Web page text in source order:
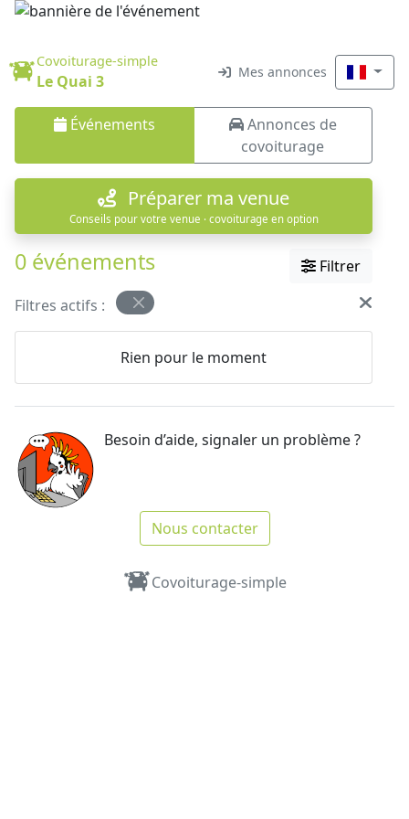
Covoiturage-simple
Le Quai 3 Mes annonces
Événements
Annonces de
covoiturage
Préparer ma venue
Conseils pour votre venue · covoiturage en option
0 événements
Filtrer
Filtres actifs :
Rien pour le moment
Besoin d’aide, signaler un problème ?
Nous contacter
Covoiturage-simple